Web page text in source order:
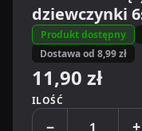
dziewczynki
Produkt dostępny
Dostawa od 8,99 zł
11,90 zł
ILOŚĆ
− +